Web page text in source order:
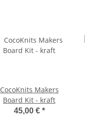
CocoKnits Makers
Board Kit - kraft
45,00 € *